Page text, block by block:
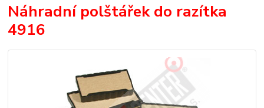
Náhradní polštářek do razítka
4916